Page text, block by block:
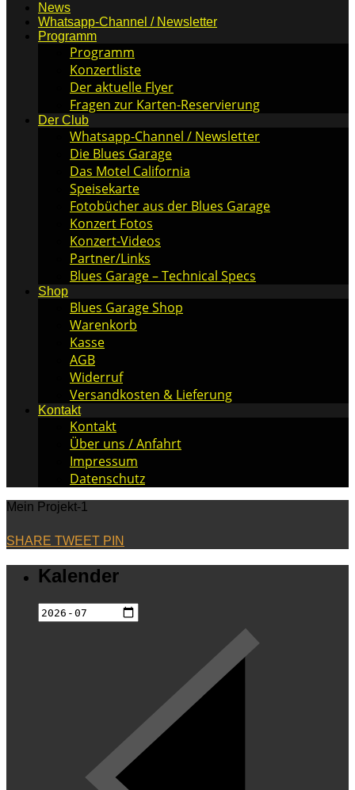
News
Whatsapp-Channel / Newsletter
Programm
Programm
Konzertliste
Der aktuelle Flyer
Fragen zur Karten-Reservierung
Der Club
Whatsapp-Channel / Newsletter
Die Blues Garage
Das Motel California
Speisekarte
Fotobücher aus der Blues Garage
Konzert Fotos
Konzert-Videos
Partner/Links
Blues Garage – Technical Specs
Shop
Blues Garage Shop
Warenkorb
Kasse
AGB
Widerruf
Versandkosten & Lieferung
Kontakt
Kontakt
Über uns / Anfahrt
Impressum
Datenschutz
Mein Projekt-1
SHARE TWEET PIN
Kalender